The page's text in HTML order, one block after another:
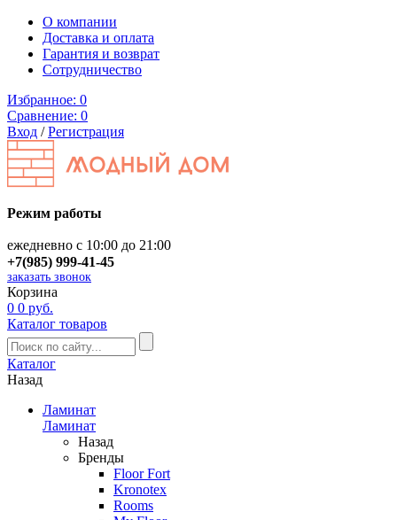
О компании
Доставка и оплата
Гарантия и возврат
Сотрудничество
Избранное: 0
Сравнение: 0
Вход /Регистрация
Режим работы
ежедневно с 10:00 до 21:00
+7(985) 999-41-45
заказать звонок
Корзина
0 0 руб.
Каталог товаров
Каталог
Назад
Ламинат
Ламинат
Назад
Бренды
Floor Fort
Kronotex
Rooms